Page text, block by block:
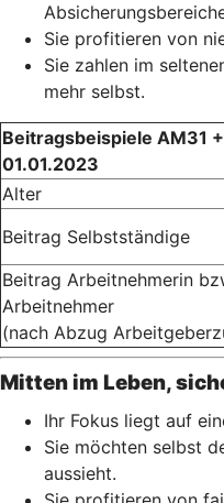
Sie profitieren von
Sie zahlen im
mehr selbst.
Beitragsbeispiele AM31
01.01.2023
Alter
Beitrag Selbstständige
Beitrag Arbeitnehmerin
Arbeitnehmer
(nach Abzug
Mitten im Leben,
Ihr Fokus liegt auf
Sie möchten selbst
aussieht.